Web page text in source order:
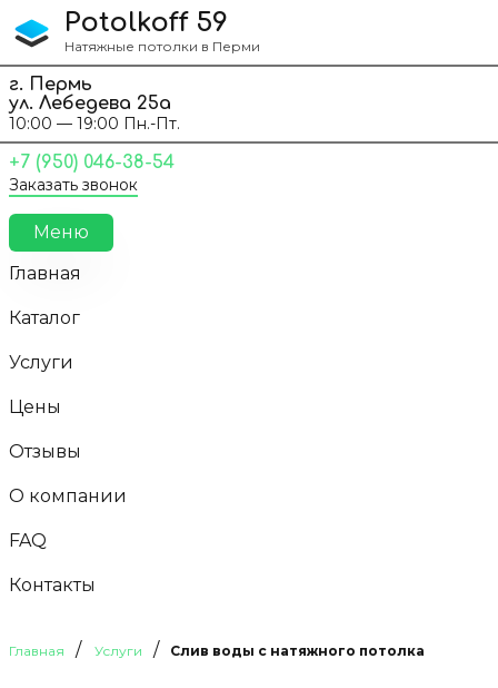
Перейти к содержанию
Potolkoff 59
Натяжные потолки в Перми
г. Пермь
ул. Лебедева 25а
10:00 — 19:00 Пн.-Пт.
+7 (950) 046-38-54
Заказать звонок
Меню
Главная
Каталог
Услуги
Цены
Отзывы
О компании
FAQ
Контакты
Главная / Услуги / Слив воды с натяжного потолка